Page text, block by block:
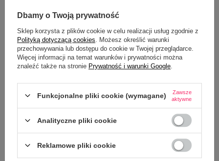
SZCZEGÓŁOWE DANE
GŁÓWNE PARAMETRY
OPINIE (0)
Potrzebujesz pomocy? Masz pytania?
niezwłocznie, najciekawsze pytania i
ZADAJ PYTANIE
Dbamy o Twoją prywatność
Sklep korzysta z plików cookie w celu realizacji usług zgodnie z
Polityką dotyczącą cookies . Możesz określić warunki
przechowywania lub dostępu do cookie w Twojej przeglądarce.
Więcej informacji na temat warunków i prywatności można
znaleźć także na stronie Prywatność i warunki Google
Funkcjonalne pliki cookie (wymagane)
Zawsze
aktywne
Analityczne pliki cookie
Reklamowe pliki cookie